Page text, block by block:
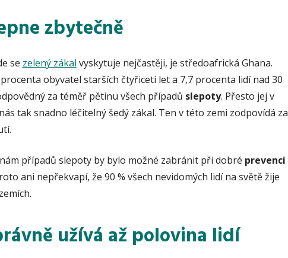
zbytečně
se zelený zákal vyskytuje nejčastěji, je středoafrická Ghana.
obyvatel starších čtyřiceti let a 7,7 procenta lidí nad 30
za téměř pětinu všech případů slepoty. Přesto jej v
tak snadno léčitelný šedý zákal. Ten v této zemi zodpovídá za
případů slepoty by bylo možné zabránit při dobré prevenci
ani nepřekvapí, že 90 % všech nevidomých lidí na světě žije
užívá až polovina lidí